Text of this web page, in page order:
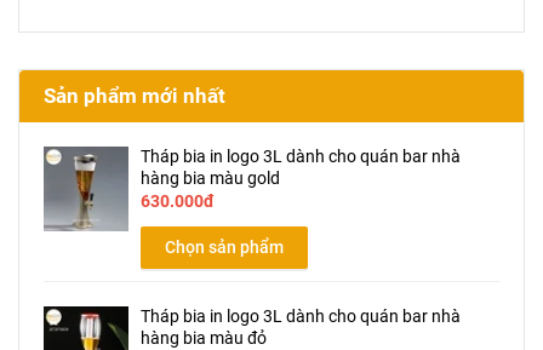
Sản phẩm mới nhất
Tháp bia in logo 3L dành cho quán bar nhà
hàng bia màu gold
630.000đ
Chọn sản phẩm
Tháp bia in logo 3L dành cho quán bar nhà
hàng bia màu đỏ